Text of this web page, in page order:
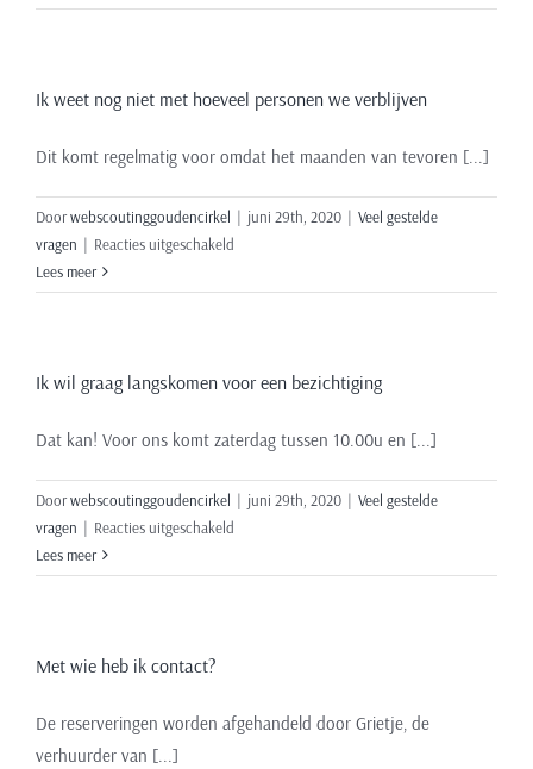
dient
opgeleverd
worden
vertrek?
Ik weet nog niet met hoeveel personen we verblijven
Dit komt regelmatig voor omdat het maanden van tevoren [...]
Doorwebscoutinggoudencirkel | juni 29th, 2020 | Veel gestelde
vragen | Reacties uitgeschakeld
weet
met
personen
verblijven
Lees meer
Ik wil graag langskomen voor een bezichtiging
Dat kan! Voor ons komt zaterdag tussen 10.00u en [...]
Doorwebscoutinggoudencirkel | juni 29th, 2020 | Veel gestelde
vragen | Reacties uitgeschakeld
wil
bezichtiging
Lees meer
Met wie heb ik contact?
De reserveringen worden afgehandeld door Grietje, de
verhuurder van [...]